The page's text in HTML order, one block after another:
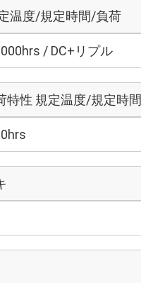
温度/規定時間/負荷
/ DC+リプル
特性 規定温度/規定時間